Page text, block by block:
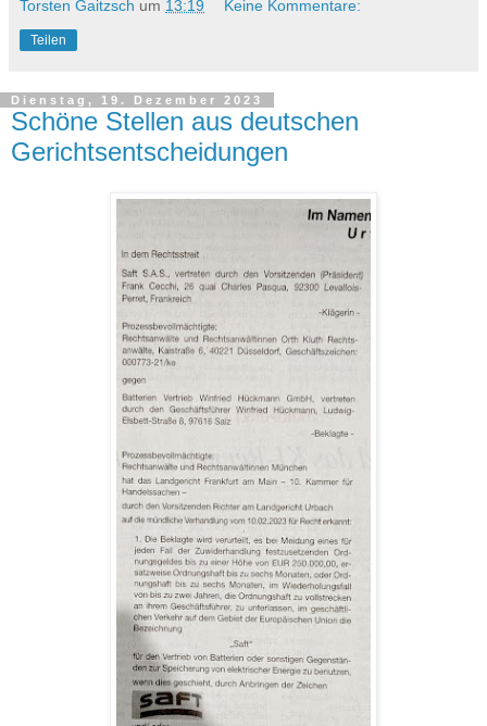
Torsten Gaitzsch um 13:19 Keine Kommentare:
Teilen
Dienstag, 19. Dezember 2023
Schöne Stellen aus deutschen
Gerichtsentscheidungen